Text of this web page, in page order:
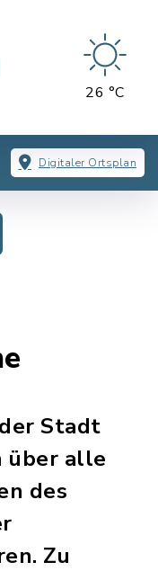
26 °C
Digitaler Ortsplan
Stadt
über alle
des
Zu